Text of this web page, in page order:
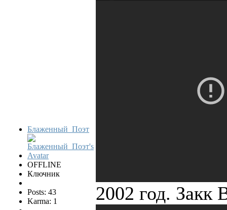
Блаженный_Поэт
OFFLINE
Ключник
Posts: 43
Karma: 1
2002 год. Закк